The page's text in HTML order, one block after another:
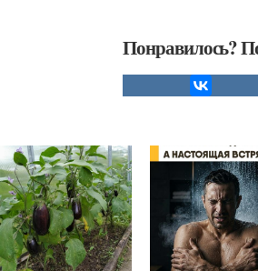
Понравилось?